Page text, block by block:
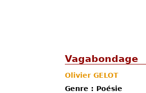
Vagabondage
Olivier GELOT
Genre : Poésie